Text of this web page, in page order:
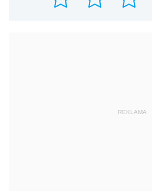
REKLAMA